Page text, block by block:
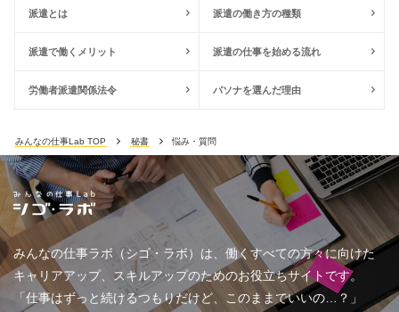
派遣とは 派遣の働き方の種類
派遣で働くメリット 派遣の仕事を始める流れ
労働者派遣関係法令 パソナを選んだ理由
みんなの仕事Lab TOP 秘書 悩み・質問
みんなの仕事ラボ（シゴ・ラボ）は、働くすべての方々に向けた
キャリアアップ、スキルアップのためのお役立ちサイトです。
「仕事はずっと続けるつもりだけど、このままでいいの…？」